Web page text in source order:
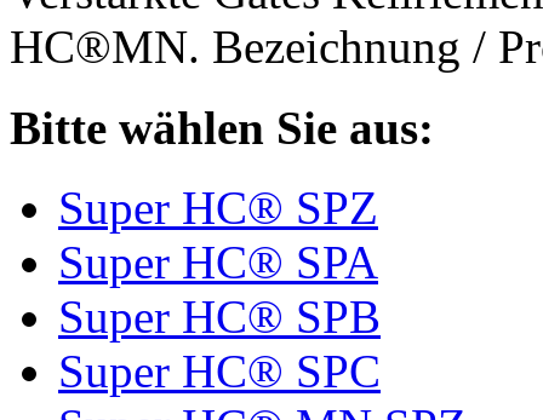
HC®MN. Bezeichnung /
Bitte wählen Sie aus:
Super HC® SPZ
Super HC® SPA
Super HC® SPB
Super HC® SPC